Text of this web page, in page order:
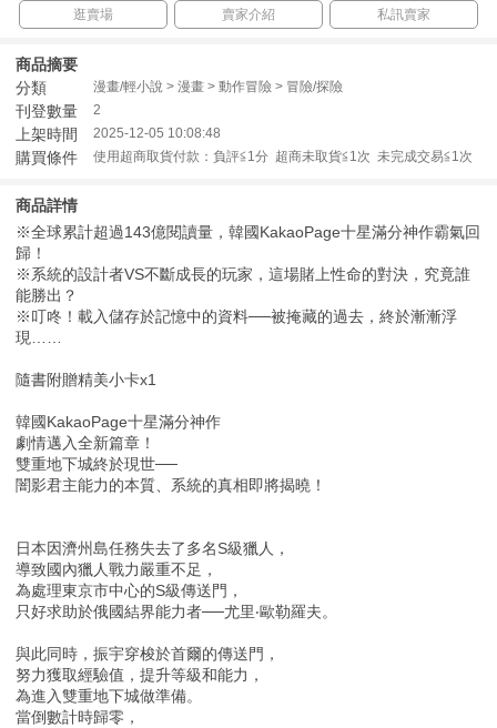
逛賣場
賣家介紹 私訊賣家
商品摘要
分類
漫畫/輕小說 > 漫畫 > 動作冒險 > 冒險/探險
刊登數量 2
上架時間 2025-12-05 10:08:48
購買條件 使用超商取貨付款：負評≦1分 超商未取貨≦1次 未完成交易≦1次
商品詳情
※全球累計超過143億閱讀量，韓國KakaoPage十星滿分神作霸氣回
歸！
※系統的設計者VS不斷成長的玩家，這場賭上性命的對決，究竟誰
能勝出？
※叮咚！載入儲存於記憶中的資料──被掩藏的過去，終於漸漸浮
現……
隨書附贈精美小卡x1
韓國KakaoPage十星滿分神作
劇情邁入全新篇章！
雙重地下城終於現世──
闇影君主能力的本質、系統的真相即將揭曉！
日本因濟州島任務失去了多名S級獵人，
導致國內獵人戰力嚴重不足，
為處理東京市中心的S級傳送門，
只好求助於俄國結界能力者──尤里‧歐勒羅夫。
與此同時，振宇穿梭於首爾的傳送門，
努力獲取經驗值，提升等級和能力，
為進入雙重地下城做準備。
當倒數計時歸零，